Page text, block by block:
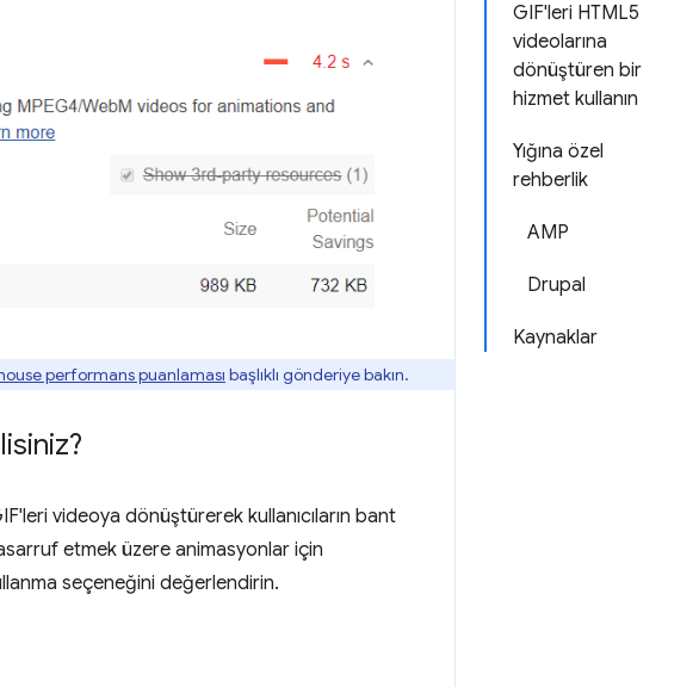
GIF'leri HTML5
videolarına
dönüştüren bir
hizmet kullanın
Yığına özel
rehberlik
AMP
Drupal
Kaynaklar
performans puanlaması başlıklı gönderiye bakın.
videoya dönüştürerek kullanıcıların bant
etmek üzere animasyonlar için
seçeneğini değerlendirin.